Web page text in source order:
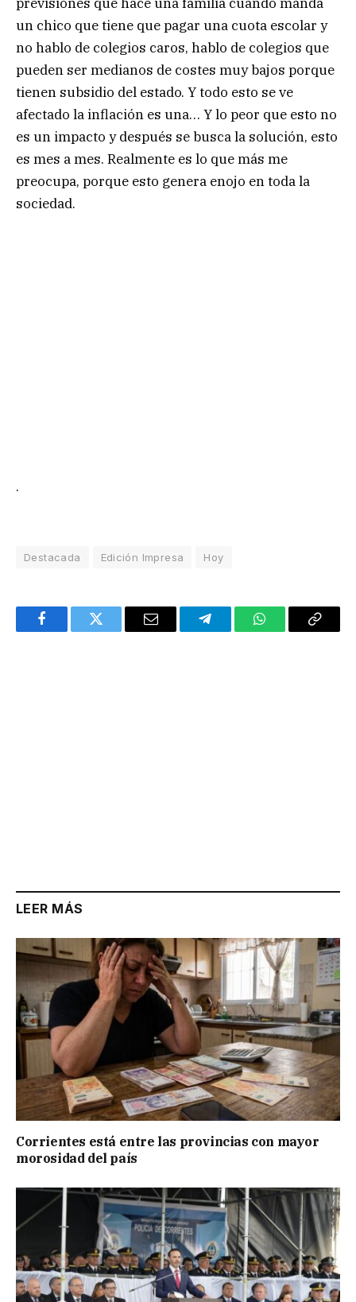
un chico que tiene que pagar una cuota escolar y
no hablo de colegios caros, hablo de colegios que
pueden ser medianos de costes muy bajos porque
tienen subsidio del estado. Y todo esto se ve
afectado la inflación es una… Y lo peor que esto no
es un impacto y después se busca la solución, esto
es mes a mes. Realmente es lo que más me
preocupa, porque esto genera enojo en toda la
sociedad.
.
Destacada Edición Impresa Hoy
FacebookTwitter Email TelegramWhatsAppCopy
LEER MÁS
Corrientes está entre las provincias con mayor
morosidad del país